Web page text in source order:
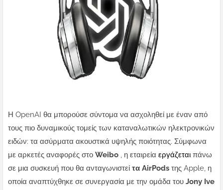
Η OpenAI θα μπορούσε σύντομα να ασχοληθεί με έναν από
τους πιο δυναμικούς τομείς των καταναλωτικών ηλεκτρονικών
ειδών: τα ασύρματα ακουστικά υψηλής ποιότητας. Σύμφωνα
με αρκετές αναφορές στο Weibo , η εταιρεία εργάζεται πάνω
σε μια συσκευή που θα ανταγωνιστεί τα AirPods της Apple, η
οποία αναπτύχθηκε σε συνεργασία με την ομάδα του Jony Ive